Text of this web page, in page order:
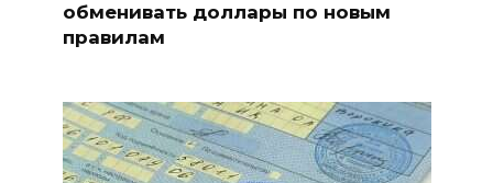
обменивать доллары по новым
правилам